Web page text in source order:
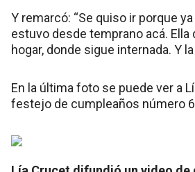
Y remarcó: “Se quiso ir porque
estuvo desde temprano acá. Ella
hogar, donde sigue internada. Y la
En la última foto se puede ver a
festejo de cumpleaños número